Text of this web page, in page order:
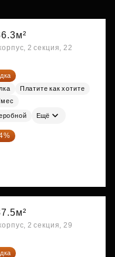
2 секция, 22
Платите как хотите
мес
Ещё
2 секция, 29